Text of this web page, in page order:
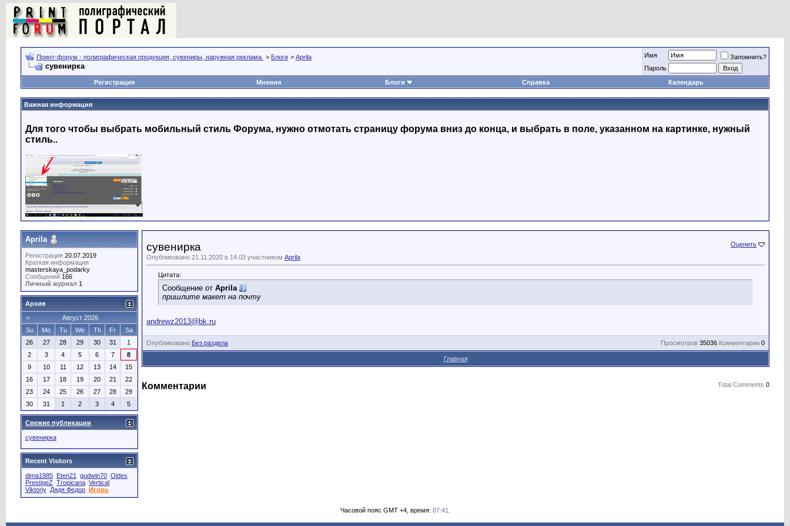
Принт-форум - полиграфическая продукция, сувениры, наружная реклама. > Блоги > Aprila
сувенирка
Имя
Запомнить?
Пapoль
Регистрация
Мнения Блоги Справка Календарь
Важная информация
Для того чтобы выбрать мобильный стиль Форума, нужно отмотать страницу форума вниз до конца, и выбрать в поле, указанном на картинке, нужный
стиль..
Оценить
сувенирка
Опубликовано 21.11.2020 в 14:03 участником Aprila
Цитата:
Сообщение от Aprila
пришлите макет на почту
andrewz2013@bk.ru
Опубликовано Без раздела Просмотров 35036 Комментарии 0
Главная
Total Comments 0
Комментарии
Aprila
Регистрация 20.07.2019
Краткая информация
masterskaya_podarky
Сообщений 166
Личный журнал 1
Архив
<
Август 2026
Su
Mo Tu We Th Fr
Sa
26
27 28 29 30 31
1
2
3 4 5 6 7
8
9
10 11 12 13 14
15
16
17 18 19 20 21
22
23
24 25 26 27 28
29
30
31 1 2 3 4 5
Свежие публикации
сувенирка
Recent Visitors
dima1985 Eten21 gudwin70 Oldes
PrestigeZ Tropicana Vertical
Viktoriy Дядя Федор Игорь
Часовой пояс GMT +4, время: 07:41.